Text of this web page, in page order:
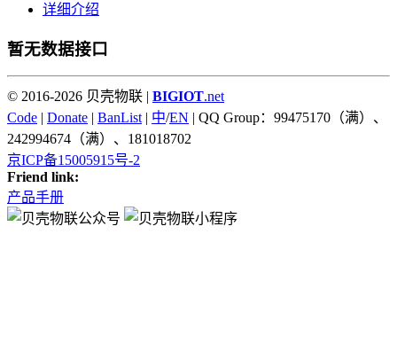
详细介绍
暂无数据接口
© 2016-2026 贝壳物联 | BIGIOT.net
Code | Donate | BanList | 中/EN | QQ Group：99475170（满）、
242994674（满）、181018702
京ICP备15005915号-2
Friend link:
产品手册